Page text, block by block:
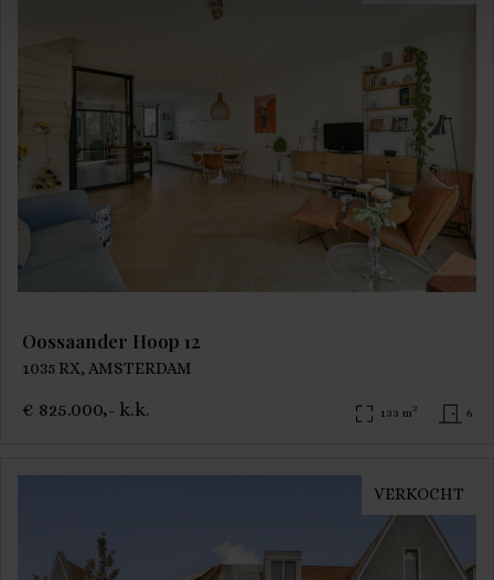
Oossaander Hoop 12
1035 RX, AMSTERDAM
€ 825.000,- k.k. 133 m 2 6
VERKOCHT